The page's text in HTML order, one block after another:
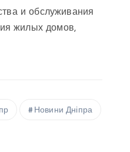
и обслуживания
жилых домов,
Новини Дніпра